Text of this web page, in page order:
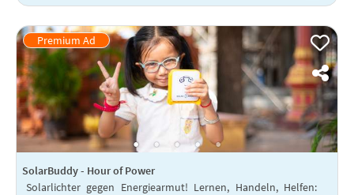
SolarBuddy - Hour of Power
Solarlichter gegen Energiearmut! Lernen, Handeln, Helfen: